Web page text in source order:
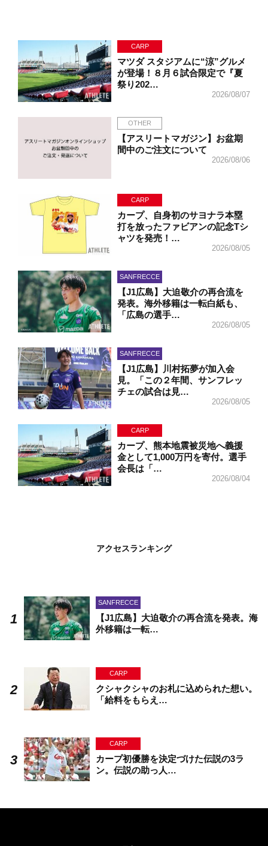
CARP
マツダ スタジアムに“涼”グルメ
が登場！８月６試合限定で『夏
祭り202…
2026/08/07
OTHER
【アスリートマガジン】お盆期
間中のご注文について
2026/08/06
CARP
カープ、自身初のサヨナラ本塁
打を放ったファビアンの記念Tシ
ャツを発売！…
2026/08/05
SANFRECCE
【J1広島】大迫敬介の再合流を
発表。海外移籍は一転白紙も、
「広島の選手…
2026/08/05
SANFRECCE
【J1広島】川村拓夢が加入会
見。「この２年間、サンフレッ
チェの試合は見…
2026/08/05
CARP
カープ、熊本地震被災地へ義援
金として1,000万円を寄付。選手
会長は「…
2026/08/04
アクセスランキング
SANFRECCE
【J1広島】大迫敬介の再合流を発表。海
外移籍は一転…
CARP
クシャクシャのお札に込められた想い。
「給料をもらえ…
CARP
カープ初優勝を決定づけた伝説の3ラ
ン。伝説の助っ人…